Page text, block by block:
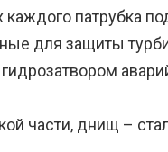
каждого патрубка
для защиты
части, днищ –